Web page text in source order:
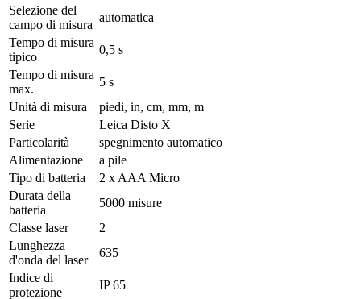
Selezione del
campo di misura
automatica
Tempo di misura
tipico
0,5 s
Tempo di misura
max.
5 s
Unità di misura
piedi, in, cm, mm, m
Serie
Leica Disto X
Particolarità
spegnimento automatico
Alimentazione
a pile
Tipo di batteria
2 x AAA Micro
Durata della
batteria
5000 misure
Classe laser
2
Lunghezza
d'onda del laser
635
Indice di
protezione
IP 65